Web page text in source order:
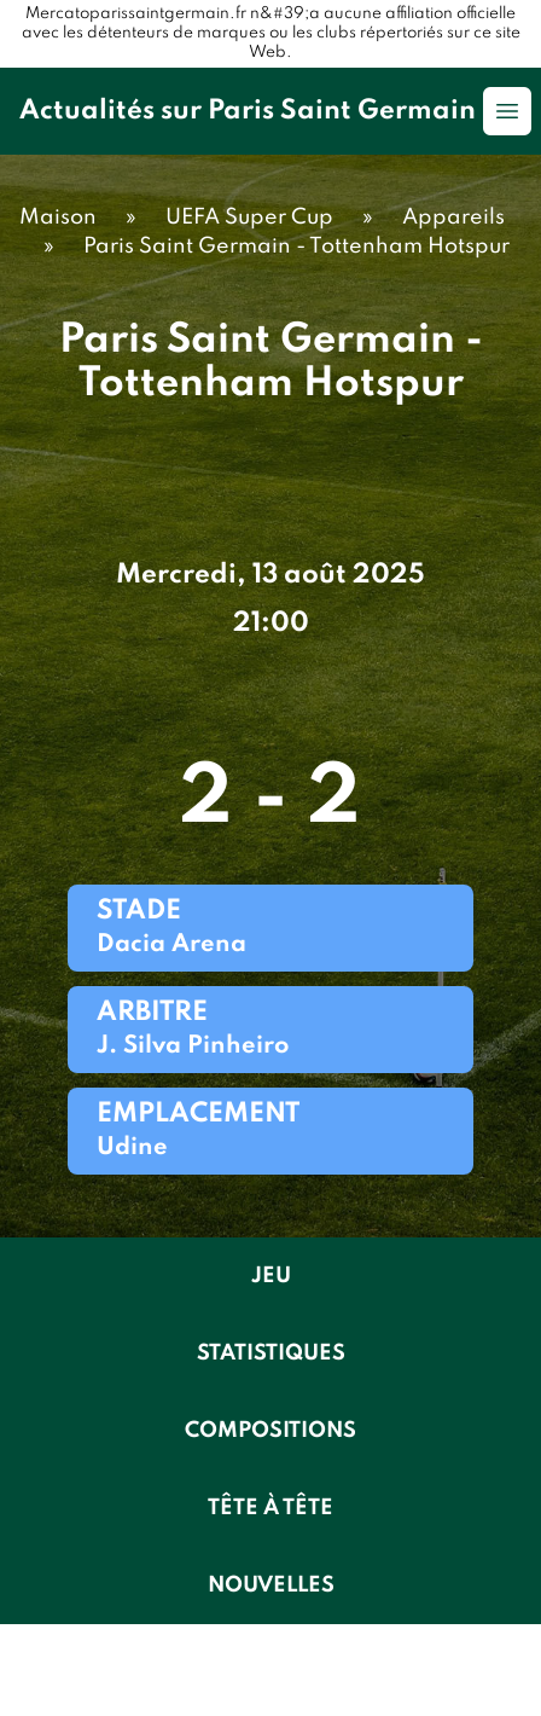
Mercatoparissaintgermain.fr n&#39;a aucune affiliation officielle
avec les détenteurs de marques ou les clubs répertoriés sur ce site
Web.
Actualités sur Paris Saint Germain
Maison » UEFA Super Cup »
Appareils
»
Paris Saint Germain - Tottenham Hotspur
Paris Saint Germain -
Tottenham Hotspur
Mercredi, 13 août 2025
21:00
2 - 2
STADE
Dacia Arena
ARBITRE
J. Silva Pinheiro
EMPLACEMENT
Udine
JEU
STATISTIQUES
COMPOSITIONS
TÊTE À TÊTE
NOUVELLES